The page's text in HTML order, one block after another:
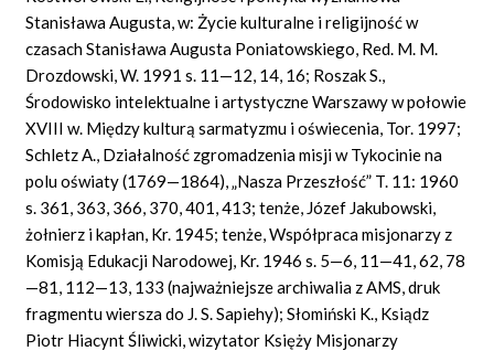
Stanisława Augusta, w: Życie kulturalne i religijność w
czasach Stanisława Augusta Poniatowskiego, Red. M. M.
Drozdowski, W. 1991 s. 11—12, 14, 16; Roszak S.,
Środowisko intelektualne i artystyczne Warszawy w połowie
XVIII w. Między kulturą sarmatyzmu i oświecenia, Tor. 1997;
Schletz A., Działalność zgromadzenia misji w Tykocinie na
polu oświaty (1769—1864), „Nasza Przeszłość” T. 11: 1960
s. 361, 363, 366, 370, 401, 413; tenże, Józef Jakubowski,
żołnierz i kapłan, Kr. 1945; tenże, Współpraca misjonarzy z
Komisją Edukacji Narodowej, Kr. 1946 s. 5—6, 11—41, 62, 78
—81, 112—13, 133 (najważniejsze archiwalia z AMS, druk
fragmentu wiersza do J. S. Sapiehy); Słomiński K., Ksiądz
Piotr Hiacynt Śliwicki, wizytator Księży Misjonarzy